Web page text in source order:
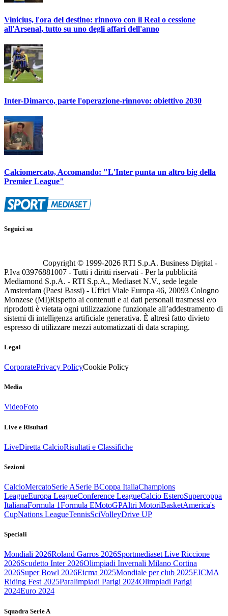
Vinicius, l'ora del destino: rinnovo con il Real o cessione
all'Arsenal, tutto su uno degli affari dell'anno
Inter-Dimarco, parte l'operazione-rinnovo: obiettivo 2030
Calciomercato, Accomando: "L'Inter punta un altro big della
Premier League"
Seguici su
Copyright © 1999-2026 RTI S.p.A. Business Digital -
P.Iva 03976881007 - Tutti i diritti riservati - Per la pubblicità
Mediamond S.p.A. - RTI S.p.A., Mediaset N.V., sede legale
Amsterdam (Paesi Bassi) - Uffici Viale Europa 46, 20093 Cologno
Monzese (MI)Rispetto ai contenuti e ai dati personali trasmessi e/o
riprodotti è vietata ogni utilizzazione funzionale all’addestramento di
sistemi di intelligenza artificiale generativa. È altresì fatto divieto
espresso di utilizzare mezzi automatizzati di data scraping.
Legal
CorporatePrivacy PolicyCookie Policy
Media
VideoFoto
Live e Risultati
LiveDiretta CalcioRisultati e Classifiche
Sezioni
CalcioMercatoSerie ASerie BCoppa ItaliaChampions
LeagueEuropa LeagueConference LeagueCalcio EsteroSupercoppa
ItalianaFormula 1Formula EMotoGPAltri MotoriBasketAmerica's
CupNations LeagueTennisSciVolleyDrive UP
Speciali
Mondiali 2026Roland Garros 2026Sportmediaset Live Riccione
2026Scudetto Inter 2026Olimpiadi Invernali Milano Cortina
2026Super Bowl 2026Eicma 2025Mondiale per club 2025EICMA
Riding Fest 2025Paralimpiadi Parigi 2024Olimpiadi Parigi
2024Euro 2024
Squadra Serie A